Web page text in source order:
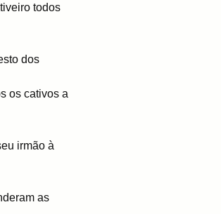
todos
dos
os cativos a
irmão à
as